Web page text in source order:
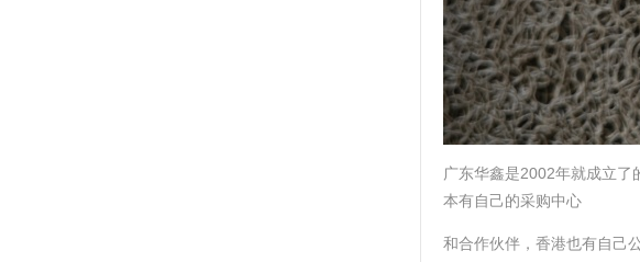
广东华鑫是2002年就成立了
本有自己的采购中心
和合作伙伴，香港也有自己